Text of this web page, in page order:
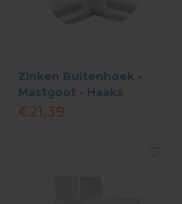
Zinken Buitenhoek -
Mastgoot - Haaks
Gesoldeerd
€21,39